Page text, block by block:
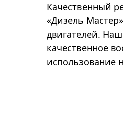
Качественный
«Дизель
двигателей.
качественное
использование